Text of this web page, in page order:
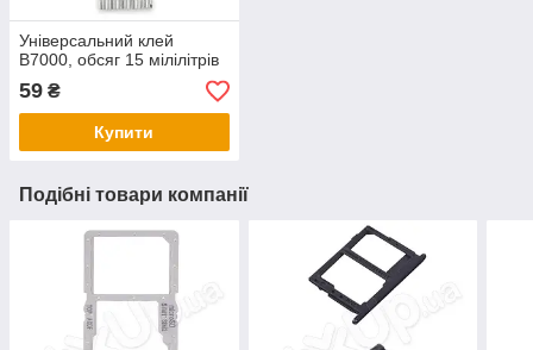
Універсальний клей
B7000, обсяг 15 мілілітрів
59 ₴
Купити
Подібні товари компанії